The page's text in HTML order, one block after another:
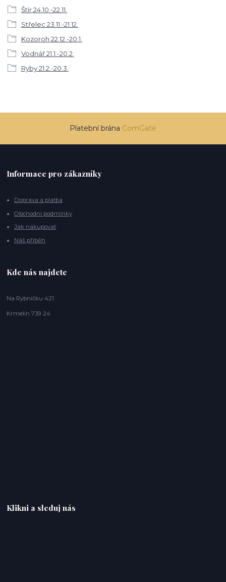
Štír 24.10.-22.11.
Střelec 23.11.-21.12.
Kozoroh 22.12.-20.1.
Vodnář 21.1.-20.2.
Ryby 21.2.-20.3.
Platební brána ComGate
Informace pro zákazníky
Doprava a platba
Obchodní podmínky
Jak nakupovat
Náš příběh
Kde nás najdete
Na Rybníčku 421
Krmelín 739 24
Klikni a sleduj nás